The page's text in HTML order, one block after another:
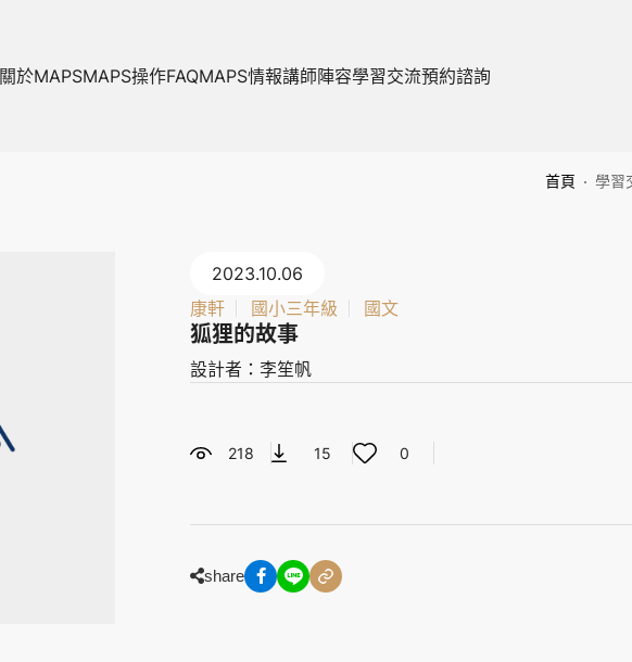
關於MAPSMAPS操作FAQMAPS情報講師陣容學習交流預約諮詢
首頁 學習
2023.10.06
康軒
國小三年級 國文
狐狸的故事
設計者：李笙帆
218 15 0
share